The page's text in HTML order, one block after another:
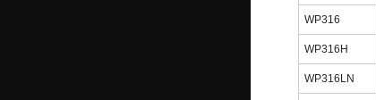
WP316
WP316H
WP316LN